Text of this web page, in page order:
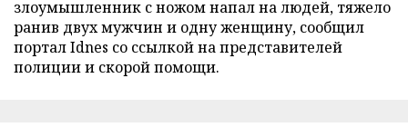
злоумышленник с ножом напал на людей, тяжело
ранив двух мужчин и одну женщину, сообщил
портал Idnes со ссылкой на представителей
полиции и скорой помощи.